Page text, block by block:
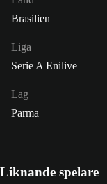
Brasilien
Liga
Serie A Enilive
Lag
Parma
Liknande spelare